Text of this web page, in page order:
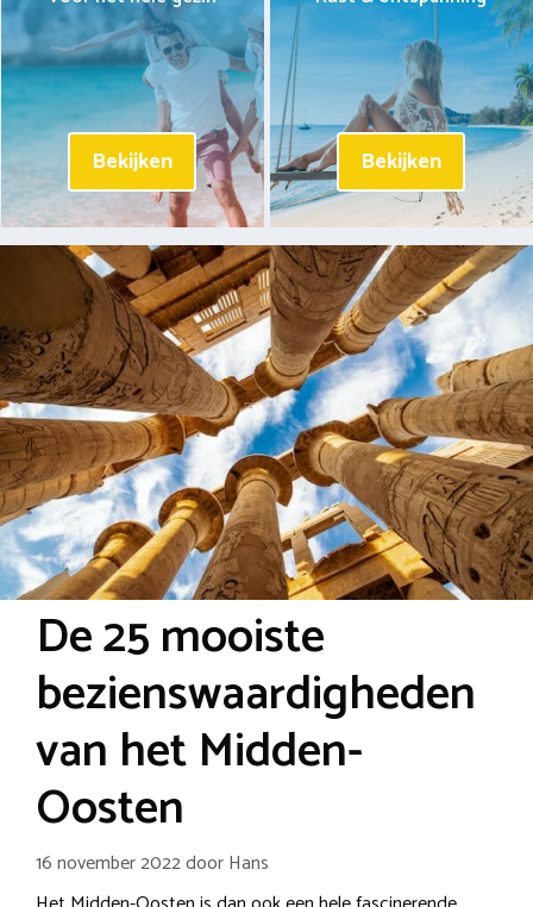
Bekijken Bekijken
De 25 mooiste
bezienswaardigheden
van het Midden-
Oosten
16 november 2022doorHans